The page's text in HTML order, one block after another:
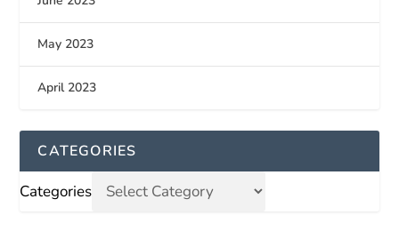
May 2023
April 2023
CATEGORIES
Categories